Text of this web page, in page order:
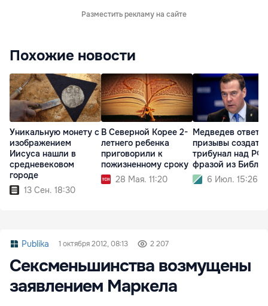
Разместить рекламу на сайте
Похожие новости
Уникальную монету с
изображением
Иисуса нашли в
средневековом
городе
13 Сен. 18:30
В Северной Корее 2-
летнего ребенка
приговорили к
пожизненному сроку
28 Мая. 11:20
Медведев
призывы создать
трибунал над РФ
фразой из
6 Июл. 15:26
Publika 1 октября 2012, 08:13 2 207
Сексменьшинства возмущены
заявлением Маркела